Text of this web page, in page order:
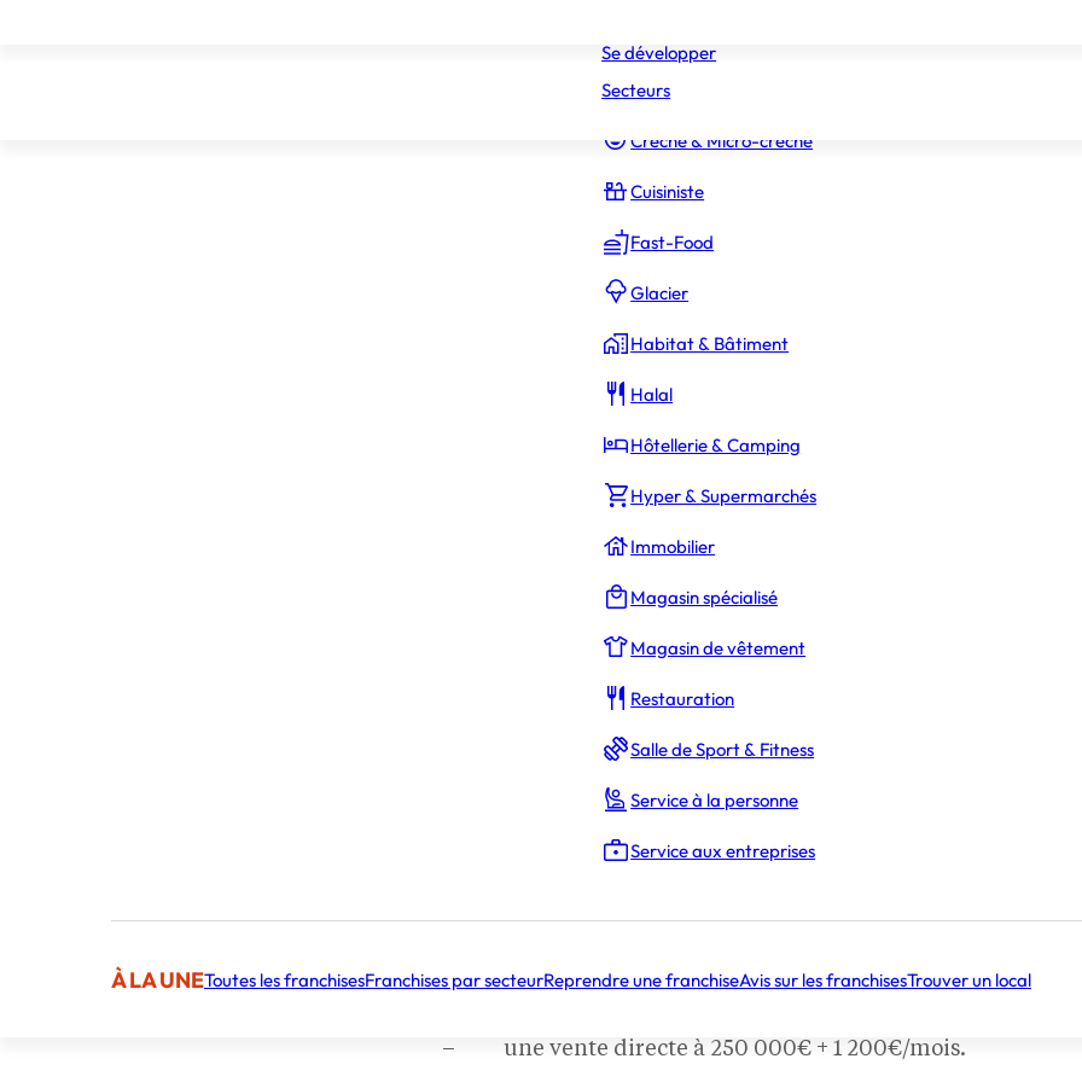
Constructeur Piscines & Spas
Crèche & Micro-crèche
Cuisiniste
Fast-Food
Glacier
Habitat & Bâtiment
Halal
Hôtellerie & Camping
Hyper & Supermarchés
Immobilier
Magasin spécialisé
Magasin de vêtement
Restauration
Salle de Sport & Fitness
Service à la personne
Service aux entreprises
À LA UNEToutes les franchisesFranchises par secteurReprendre une franchiseAvis sur les franchisesTrouver un local
Se développer
Secteurs
INFORMATIONS SUR LA FRANCHISE
14 Rue de la République
Ouvert depuis 2019, nous vous proposons soit :
– une location de gérance à 3 500€/mois pendant 2 ans,
– une vente directe à 250 000€ + 1 200€/mois.